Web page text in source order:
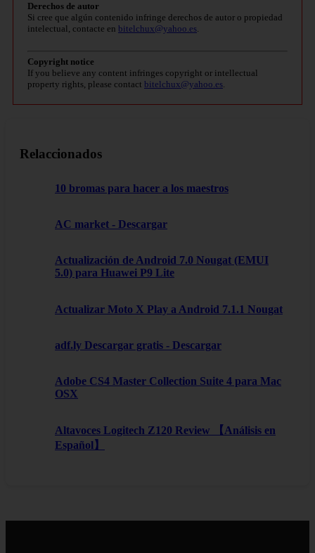
Derechos de autor
Si cree que algún contenido infringe derechos de autor o propiedad
intelectual, contacte en bitelchux@yahoo.es.
Copyright notice
If you believe any content infringes copyright or intellectual
property rights, please contact bitelchux@yahoo.es.
Relaccionados
10 bromas para hacer a los maestros
AC market - Descargar
Actualización de Android 7.0 Nougat (EMUI
5.0) para Huawei P9 Lite
Actualizar Moto X Play a Android 7.1.1 Nougat
adf.ly Descargar gratis - Descargar
Adobe CS4 Master Collection Suite 4 para Mac
OSX
Altavoces Logitech Z120 Review 【Análisis en
Español】